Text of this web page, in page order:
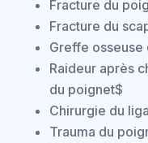
Fracture du
Fracture du
Greffe osseuse
Raideur après
du poignet$
Chirurgie du
Trauma du